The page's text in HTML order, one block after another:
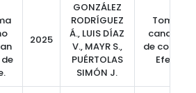
2025
GONZÁLEZ
RODRÍGUEZ
Á., LUIS DÍAZ
V., MAYR S.,
PUÉRTOLAS
SIMÓN J.
de
Efecto